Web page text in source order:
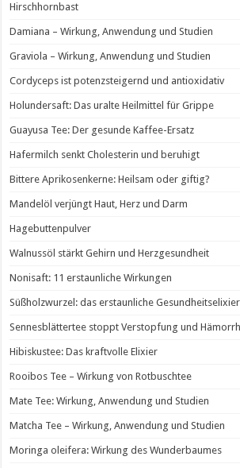
Hirschhornbast
Damiana – Wirkung, Anwendung und Studien
Graviola – Wirkung, Anwendung und Studien
Cordyceps ist potenzsteigernd und antioxidativ
Holundersaft: Das uralte Heilmittel für Grippe
Guayusa Tee: Der gesunde Kaffee-Ersatz
Hafermilch senkt Cholesterin und beruhigt
Bittere Aprikosenkerne: Heilsam oder giftig?
Mandelöl verjüngt Haut, Herz und Darm
Hagebuttenpulver
Walnussöl stärkt Gehirn und Herzgesundheit
Nonisaft: 11 erstaunliche Wirkungen
Süßholzwurzel: das erstaunliche Gesundheitselixier
Sennesblättertee stoppt Verstopfung und
Hibiskustee: Das kraftvolle Elixier
Rooibos Tee – Wirkung von Rotbuschtee
Mate Tee: Wirkung, Anwendung und Studien
Matcha Tee – Wirkung, Anwendung und Studien
Moringa oleifera: Wirkung des Wunderbaumes